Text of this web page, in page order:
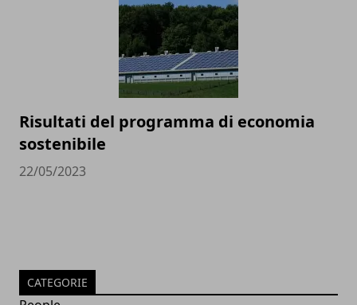
Risultati del programma di economia
sostenibile
22/05/2023
CATEGORIE